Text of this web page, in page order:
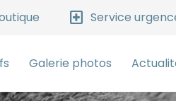
local_hospital Service
Galerie photos